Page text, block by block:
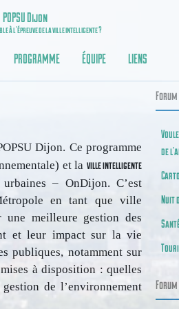
POPSU Dijon
à l’épreuve de la ville intelligente ?
PROGRAMME ÉQUIPE LIENS
Dijon. Ce programme
et la ville intelligente
– OnDijon. C’est
en tant que ville
meilleure gestion des
et leur impact sur la vie
publiques, notamment sur
à disposition : quelles
de l’environnement
de
Nuit